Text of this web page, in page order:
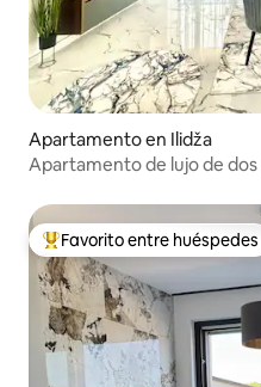
Apartamento en Ilidža
Apartamento de lujo de
Favorito entre huéspedes
Favorito entre huéspedes